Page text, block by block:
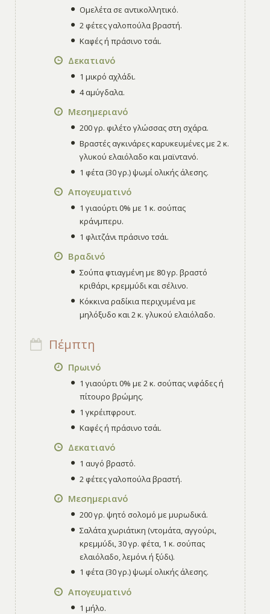
Ομελέτα σε αντικολλητικό.
2 φέτες γαλοπούλα βραστή.
Καφές ή πράσινο τσάι.
Δεκατιανό
1 μικρό αχλάδι.
4 αμύγδαλα.
Μεσημεριανό
200 γρ. φιλέτο γλώσσας στη σχάρα.
Βραστές αγκινάρες καρυκευμένες με 2 κ.
γλυκού ελαιόλαδο και μαϊντανό.
1 φέτα (30 γρ.) ψωμί ολικής άλεσης.
Απογευματινό
1 γιαούρτι 0% με 1 κ. σούπας
κράνμπερυ.
1 φλιτζάνι πράσινο τσάι.
Βραδινό
Σούπα φτιαγμένη με 80 γρ. βραστό
κριθάρι, κρεμμύδι και σέλινο.
Κόκκινα ραδίκια περιχυμένα με
μηλόξυδο και 2 κ. γλυκού ελαιόλαδο.
Πέμπτη
Πρωινό
1 γιαούρτι 0% με 2 κ. σούπας νιφάδες ή
πίτουρο βρώμης.
1 γκρέιπφρουτ.
Καφές ή πράσινο τσάι.
Δεκατιανό
1 αυγό βραστό.
2 φέτες γαλοπούλα βραστή.
Μεσημεριανό
200 γρ. ψητό σολομό με μυρωδικά.
Σαλάτα χωριάτικη (ντομάτα, αγγούρι,
κρεμμύδι, 30 γρ. φέτα, 1 κ. σούπας
ελαιόλαδο, λεμόνι ή ξύδι).
1 φέτα (30 γρ.) ψωμί ολικής άλεσης.
Απογευματινό
1 μήλο.